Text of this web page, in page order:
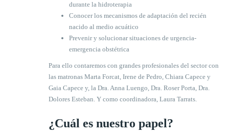
durante la hidroterapia
Conocer los mecanismos de adaptación del recién
nacido al medio acuático
Prevenir y solucionar situaciones de urgencia-
emergencia obstétrica
Para ello contaremos con grandes profesionales del sector con
las matronas Marta Forcat, Irene de Pedro, Chiara Capece y
Gaia Capece y, la Dra. Anna Luengo, Dra. Roser Porta, Dra.
Dolores Esteban. Y como coordinadora, Laura Tarrats.
¿Cuál es nuestro papel?